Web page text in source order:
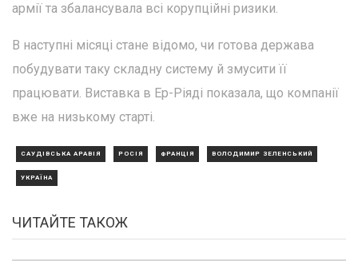
армії та збалансувала всі корупційні ризики.
В наступні місяці стане відомо, чи готова держава
побудувати таку складну систему й змусити її
працювати. Виставка в Ер-Ріяді показала, що компанії
вже на низькому старті.
САУДІВСЬКА АРАВІЯ РОСІЯ ФРАНЦІЯ ВОЛОДИМИР ЗЕЛЕНСЬКИЙ
УКРАЇНА
ЧИТАЙТЕ ТАКОЖ